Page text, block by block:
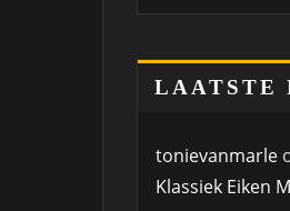
LAATSTE
tonievanmarle
Klassiek Eiken